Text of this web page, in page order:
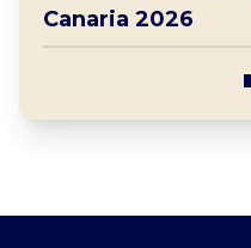
Canaria 2026